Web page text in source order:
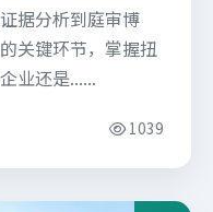
据分析到庭审博
关键环节，掌握扭
业还是......
1039